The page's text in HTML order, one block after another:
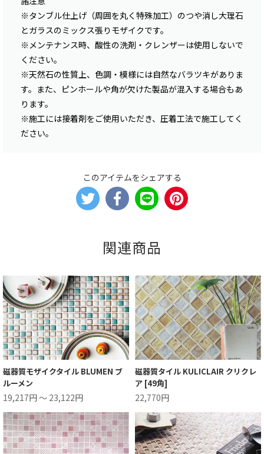
※タンブル仕上げ（周囲を丸く特殊加工）のつや消し大理石
とガラスのミックス張りモザイクです。
※メンテナンス時、酸性の洗剤・クレンザーは使用しないで
ください。
※天然石の性質上、色調・模様には自然なバラツキがありま
す。また、ピンホールや角が欠けた製品が混入する場合もあ
ります。
※施工には接着剤をご使用いただき、圧着工法で施工してく
ださい。
このアイテムをシェアする
関連商品
磁器質モザイクタイル BLUMEN ブ
ルーメン
19,217円 ～ 23,122円
磁器質タイル KULICLAIR クリクレ
ア [49角]
22,770円